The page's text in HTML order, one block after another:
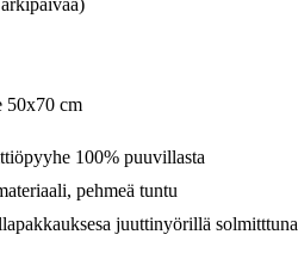
50x70 cm
100% puuvillasta
pehmeä tuntu
juuttinyörillä solmitttuna